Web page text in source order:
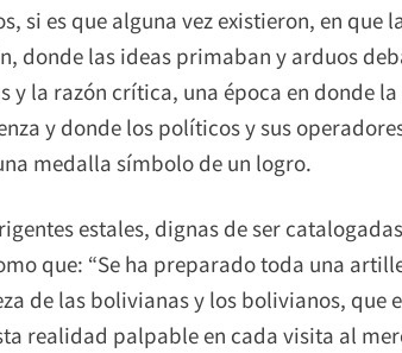
si es que alguna vez existieron, en que
donde las ideas primaban y arduos
y la razón crítica, una época en donde
y donde los políticos y sus
medalla símbolo de un logro.
estales, dignas de ser
que: “Se ha preparado toda una
de las bolivianas y los bolivianos, que
realidad palpable en cada visita al